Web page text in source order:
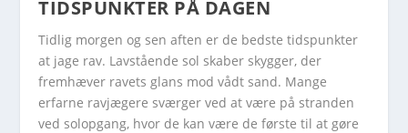
TIDSPUNKTER PÅ DAGEN
Tidlig morgen og sen aften er de bedste tidspunkter
at jage rav. Lavstående sol skaber skygger, der
fremhæver ravets glans mod vådt sand. Mange
erfarne ravjægere sværger ved at være på stranden
ved solopgang, hvor de kan være de første til at gøre